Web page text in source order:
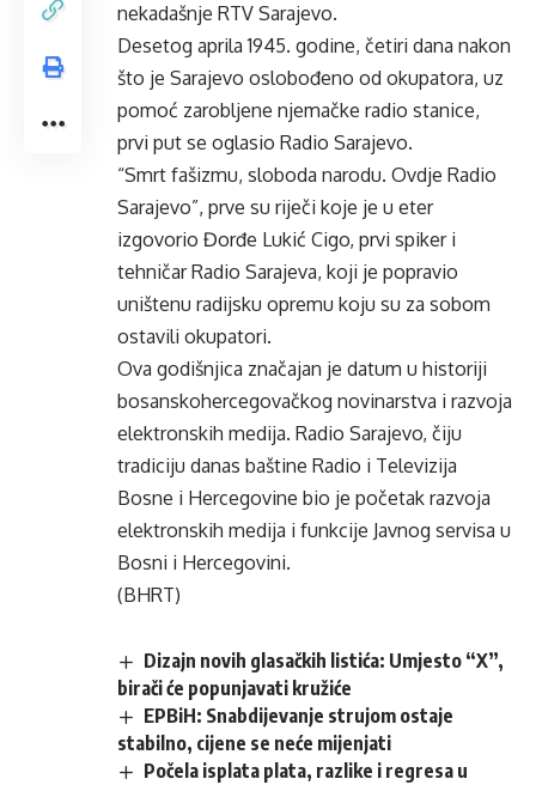
nekadašnje RTV Sarajevo.
Desetog aprila 1945. godine, četiri dana nakon
što je Sarajevo oslobođeno od okupatora, uz
pomoć zarobljene njemačke radio stanice,
prvi put se oglasio Radio Sarajevo.
“Smrt fašizmu, sloboda narodu. Ovdje Radio
Sarajevo”, prve su riječi koje je u eter
izgovorio Đorđe Lukić Cigo, prvi spiker i
tehničar Radio Sarajeva, koji je popravio
uništenu radijsku opremu koju su za sobom
ostavili okupatori.
Ova godišnjica značajan je datum u historiji
bosanskohercegovačkog novinarstva i razvoja
elektronskih medija. Radio Sarajevo, čiju
tradiciju danas baštine Radio i Televizija
Bosne i Hercegovine bio je početak razvoja
elektronskih medija i funkcije Javnog servisa u
Bosni i Hercegovini.
(BHRT)
Dizajn novih glasačkih listića: Umjesto “X”,
birači će popunjavati kružiće
EPBiH: Snabdijevanje strujom ostaje
stabilno, cijene se neće mijenjati
Počela isplata plata, razlike i regresa u